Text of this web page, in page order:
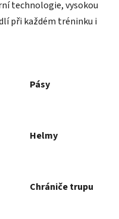
technologie, vysokou
při každém tréninku i
Pásy
Helmy
Chrániče trupu